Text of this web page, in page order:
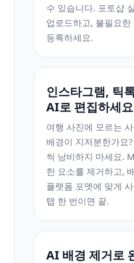
수 있습니다. 포토샵
업로드하고, 불필요
등록하세요.
인스타그램, 틱
AI로 편집하세요
여행 사진에 모르는
배경이 지저분한가요
씩 낭비하지 마세요.
한 요소를 제거하고,
플랫폼 포맷에 맞게
탭 한 번이면 끝.
AI 배경 제거로